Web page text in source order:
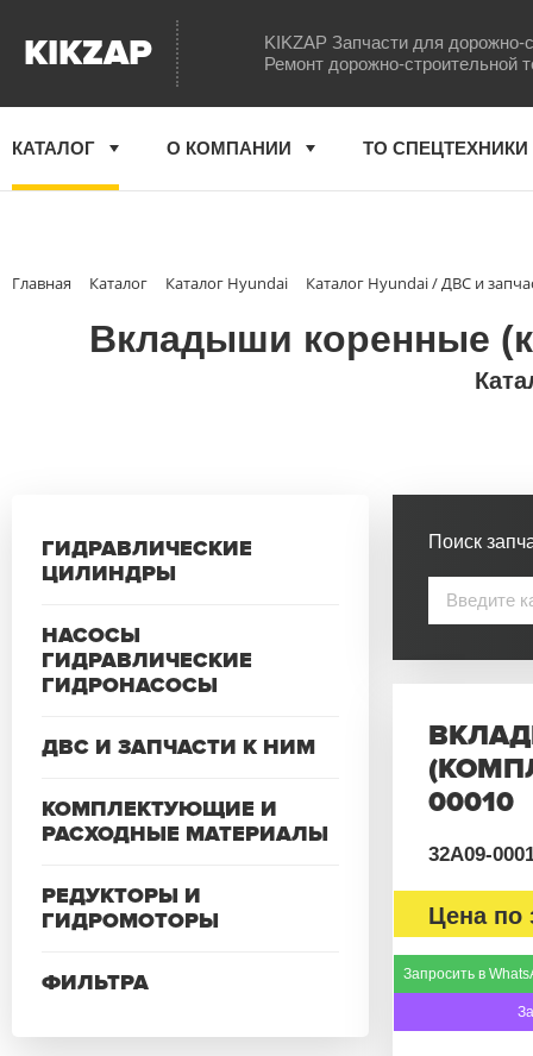
KIKZAP
KIKZAP Запчасти для дорожно-
Ремонт дорожно-строительной
КАТАЛОГ О КОМПАНИИ ТО СПЕЦТЕХНИКИ
Главная Каталог Каталог Hyundai Каталог Hyundai / ДВС и
Вкладыши коренные
ГИДРАВЛИЧЕСКИЕ
ЦИЛИНДРЫ
НАСОСЫ
ГИДРАВЛИЧЕСКИЕ
ГИДРОНАСОСЫ
ДВС И ЗАПЧАСТИ К НИМ
КОМПЛЕКТУЮЩИЕ И
РАСХОДНЫЕ МАТЕРИАЛЫ
РЕДУКТОРЫ И
ГИДРОМОТОРЫ
ФИЛЬТРА
Поиск
00010
32A09-
Цена по
Запросить в